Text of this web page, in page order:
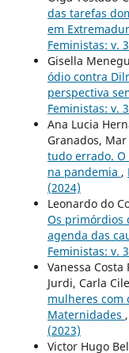
das tarefas
em
Feministas: v.
Gisella
ódio contra
perspectiva
Feministas: v.
Ana Lucia
Granados,
tudo errado.
na pandemia ,
(2024)
Leonardo do
Os primórdios
agenda das
Feministas: v.
Vanessa Costa
Jurdi, Carla
mulheres com
Maternidades ,
(2023)
Victor Hugo